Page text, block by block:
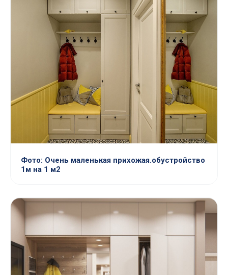
Фото: Очень маленькая прихожая.обустройство
1м на 1 м2